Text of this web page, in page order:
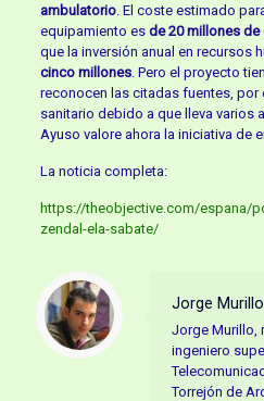
ambulatorio. El coste estimado
equipamiento es de 20 millones de
que la inversión anual en recursos
cinco millones. Pero el proyecto
reconocen las citadas fuentes, por
sanitario debido a que lleva varios
Ayuso valore ahora la iniciativa de
La noticia completa:
https://theobjective.com/espana/
zendal-ela-sabate/
Jorge Murillo
Jorge Murillo,
ingeniero
Torrejón de